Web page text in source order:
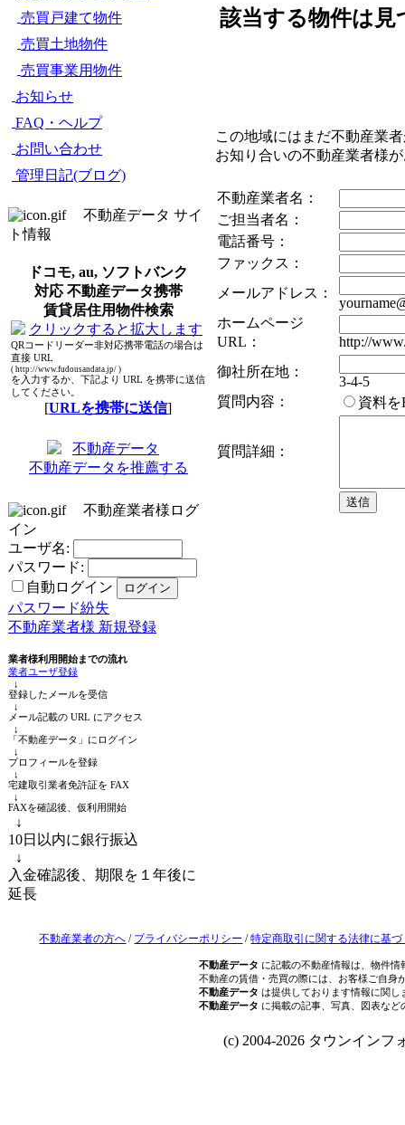
売買戸建て物件
売買土地物件
売買事業用物件
お知らせ
FAQ・ヘルプ
お問い合わせ
管理日記(ブログ)
不動産データ サイ
ト情報
ドコモ, au, ソフトバンク
対応 不動産データ携帯
賃貸居住用物件検索
QRコードリーダー非対応携帯電話の場合は
直接 URL
( http://www.fudousandata.jp/ )
を入力するか、下記より URL を携帯に送信
してください。
[URLを携帯に送信]
不動産データを推薦する
不動産業者様ログ
イン
ユーザ名:
パスワード:
自動ログイン
パスワード紛失
不動産業者様 新規登録
業者様利用開始までの流れ
業者ユーザ登録
↓
登録したメールを受信
↓
メール記載の URL にアクセス
↓
「不動産データ」にログイン
↓
プロフィールを登録
↓
宅建取引業者免許証を FAX
↓
FAXを確認後、仮利用開始
↓
10日以内に銀行振込
↓
入金確認後、期限を１年後に
延長
該当する物件は
この地域にはまだ不動産業
お知り合いの不動産業者様
不動産業者名：
ご担当者名：
電話番号：
ファックス：
メールアドレス：
ホームページ
URL：
http://
御社所在地：
3-4-5
質問内容：
資料
質問詳細：
不動産業者の方へ / プライバシーポリシー /特定商取引に関する法律に基
不動産データ に記載の不動産情報は、物件
不動産の賃借・売買の際には、お客様ご自身
不動産データ は提供しております情報に関し
不動産データ に掲載の記事、写真、図表な
(c) 2004-2026 タウンインフ